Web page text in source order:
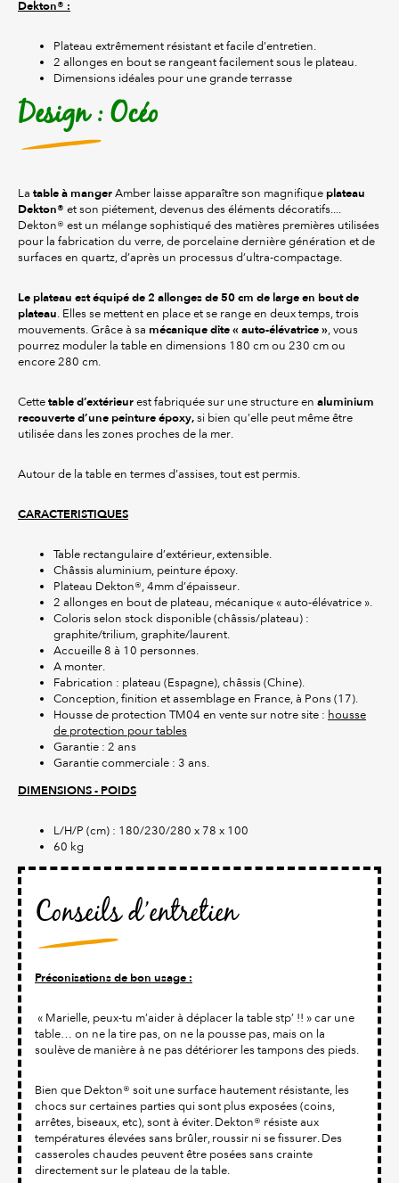
Dekton® :
Plateau extrêmement résistant et facile d’entretien.
2 allonges en bout se rangeant facilement sous le plateau.
Dimensions idéales pour une grande terrasse
Design : Océo
La table à manger Amber laisse apparaître son magnifique plateau
Dekton® et son piétement, devenus des éléments décoratifs....
Dekton® est un mélange sophistiqué des matières premières utilisées
pour la fabrication du verre, de porcelaine dernière génération et de
surfaces en quartz, d’après un processus d’ultra-compactage.
Le plateau est équipé de 2 allonges de 50 cm de large en bout de
plateau . Elles se mettent en place et se range en deux temps, trois
mouvements. Grâce à sa mécanique dite « auto-élévatrice » , vous
pourrez moduler la table en dimensions 180 cm ou 230 cm ou
encore 280 cm.
Cette table d’extérieur est fabriquée sur une structure en aluminium
recouverte d’une peinture époxy, si bien qu’elle peut même être
utilisée dans les zones proches de la mer.
Autour de la table en termes d’assises, tout est permis.
CARACTERISTIQUES
Table rectangulaire d’extérieur, extensible.
Châssis aluminium, peinture époxy.
Plateau Dekton®, 4mm d’épaisseur.
2 allonges en bout de plateau, mécanique « auto-élévatrice ».
Coloris selon stock disponible (châssis/plateau) :
graphite/trilium, graphite/laurent.
Accueille 8 à 10 personnes.
A monter.
Fabrication : plateau (Espagne), châssis (Chine).
Conception, finition et assemblage en France, à Pons (17).
Housse de protection TM04 en vente sur notre site : housse
de protection pour tables
Garantie : 2 ans
Garantie commerciale : 3 ans.
DIMENSIONS - POIDS
L/H/P (cm) : 180/230/280 x 78 x 100
60 kg
Conseils d’entretien
Préconisations de bon usage :
« Marielle, peux-tu m’aider à déplacer la table stp’ !! » car une
table… on ne la tire pas, on ne la pousse pas, mais on la
soulève de manière à ne pas détériorer les tampons des pieds.
Bien que Dekton® soit une surface hautement résistante, les
chocs sur certaines parties qui sont plus exposées (coins,
arrêtes, biseaux, etc), sont à éviter. Dekton® résiste aux
températures élevées sans brûler, roussir ni se fissurer. Des
casseroles chaudes peuvent être posées sans crainte
directement sur le plateau de la table.